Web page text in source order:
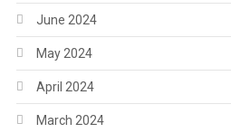
June 2024
May 2024
April 2024
March 2024